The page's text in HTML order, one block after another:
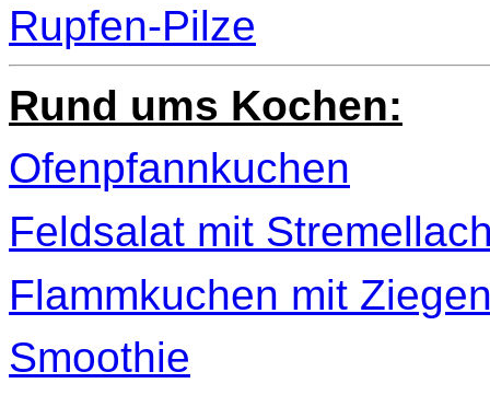
Rupfen-Pilze
Rund ums Kochen:
Ofenpfannkuchen
Feldsalat mit
Flammkuchen mit
Smoothie